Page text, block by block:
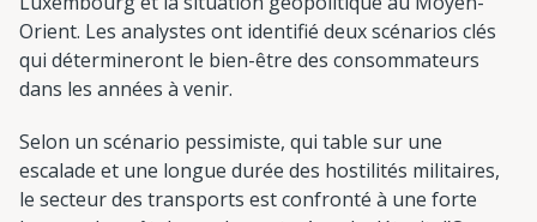
Orient. Les analystes ont identifié deux scénarios clés
qui détermineront le bien-être des consommateurs
dans les années à venir.
Selon un scénario pessimiste, qui table sur une
escalade et une longue durée des hostilités militaires,
le secteur des transports est confronté à une forte